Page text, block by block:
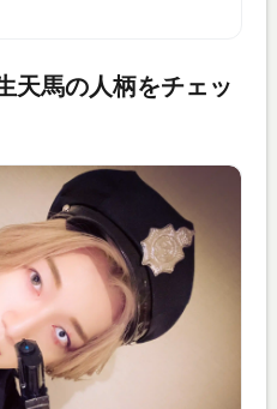
天馬の人柄をチェッ